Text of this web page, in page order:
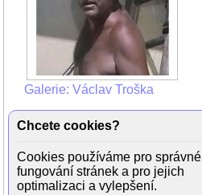
Galerie: Václav Troška
Slunce, seno, erotika
Slunce, seno a pár facek1989
(Konopník)
Chcete cookies?
Cookies používáme pro správné
fungování stránek a pro jejich
optimalizaci a vylepšení.